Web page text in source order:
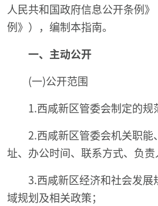
人民共和国政府信息公开条例
例》），编制本指南。
一、主动公开
(一)公开范围
1.西咸新区管委会制定的规
2.西咸新区管委会机关职
址、办公时间、联系方式、负责
3.西咸新区经济和社会发展
域规划及相关政策；